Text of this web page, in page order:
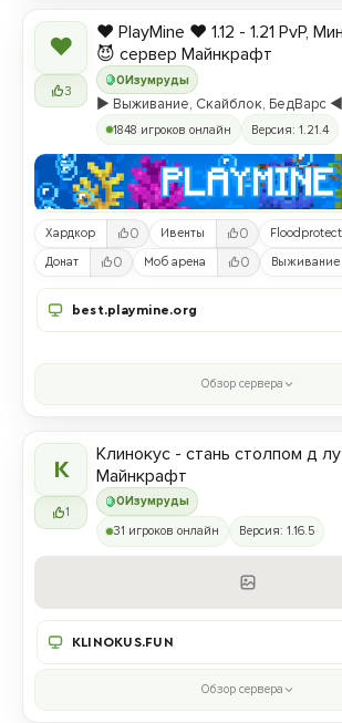
❤
3
0Изумруды
❤️ PlayMine ❤️ 1.12 - 1.21 PvP,
😈 сервер Майнкрафт
▶️ Выживание, Скайблок, БедВарс ◀️
1848 игроков онлайн Версия: 1.21.4
Хардкор 0 Ивенты 0 Floodprotect
Донат 0 Моб арена 0 Выживание
best.playmine.org
Обзор сервера
К
1
0 Изумруды
Клинокус - стань столпом д
Майнкрафт
31 игроков онлайн Версия: 1.16.5
KLINOKUS.FUN
Обзор сервера